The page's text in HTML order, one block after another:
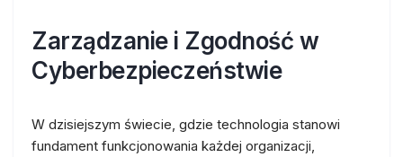
Zarządzanie i Zgodność w
Cyberbezpieczeństwie
W dzisiejszym świecie, gdzie technologia stanowi
fundament funkcjonowania każdej organizacji,